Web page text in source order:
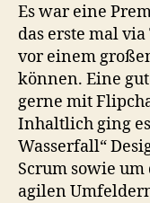
Es war eine
das erste mal
vor einem
können. Eine
gerne mit
Inhaltlich ging
Wasserfall“
Scrum sowie
agilen